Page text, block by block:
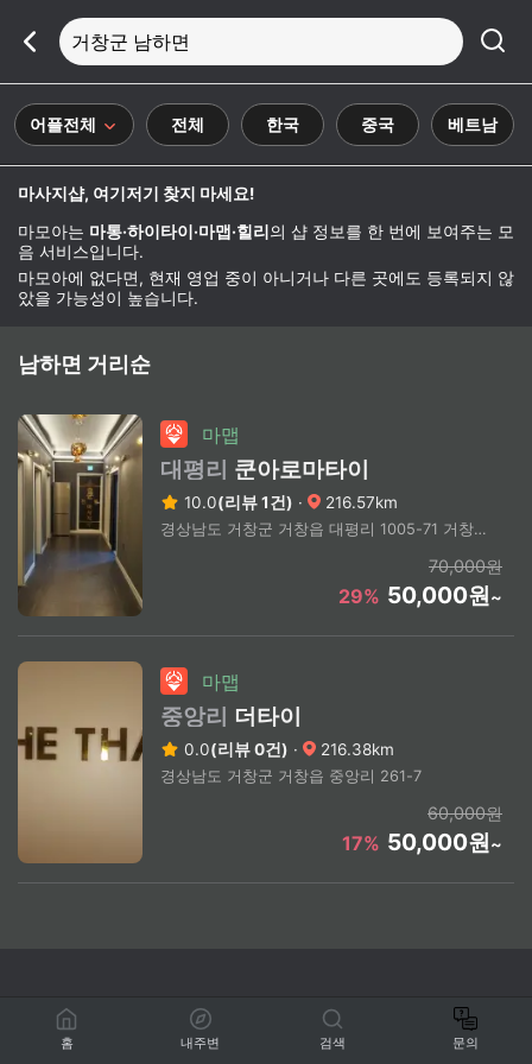
거창군 남하면
어플전체 전체 한국 중국 베트남
마사지샵, 여기저기 찾지 마세요!
마모아는 마통·하이타이·마맵·힐리 의 샵 정보를 한 번에 보여주는 모
음 서비스입니다.
마모아에 없다면, 현재 영업 중이 아니거나 다른 곳에도 등록되지 않
았을 가능성이 높습니다.
남하면 거리순
마맵
대평리 쿤아로마타이
10.0(리뷰 1건) · 216.57km
경상남도 거창군 거창읍 대평리 1005-71 거창버스터미널 도보 4분
70,000원
29% 50,000원~
마맵
중앙리 더타이
0.0(리뷰 0건) · 216.38km
경상남도 거창군 거창읍 중앙리 261-7
60,000원
17% 50,000원~
홈 내주변 검색 문의